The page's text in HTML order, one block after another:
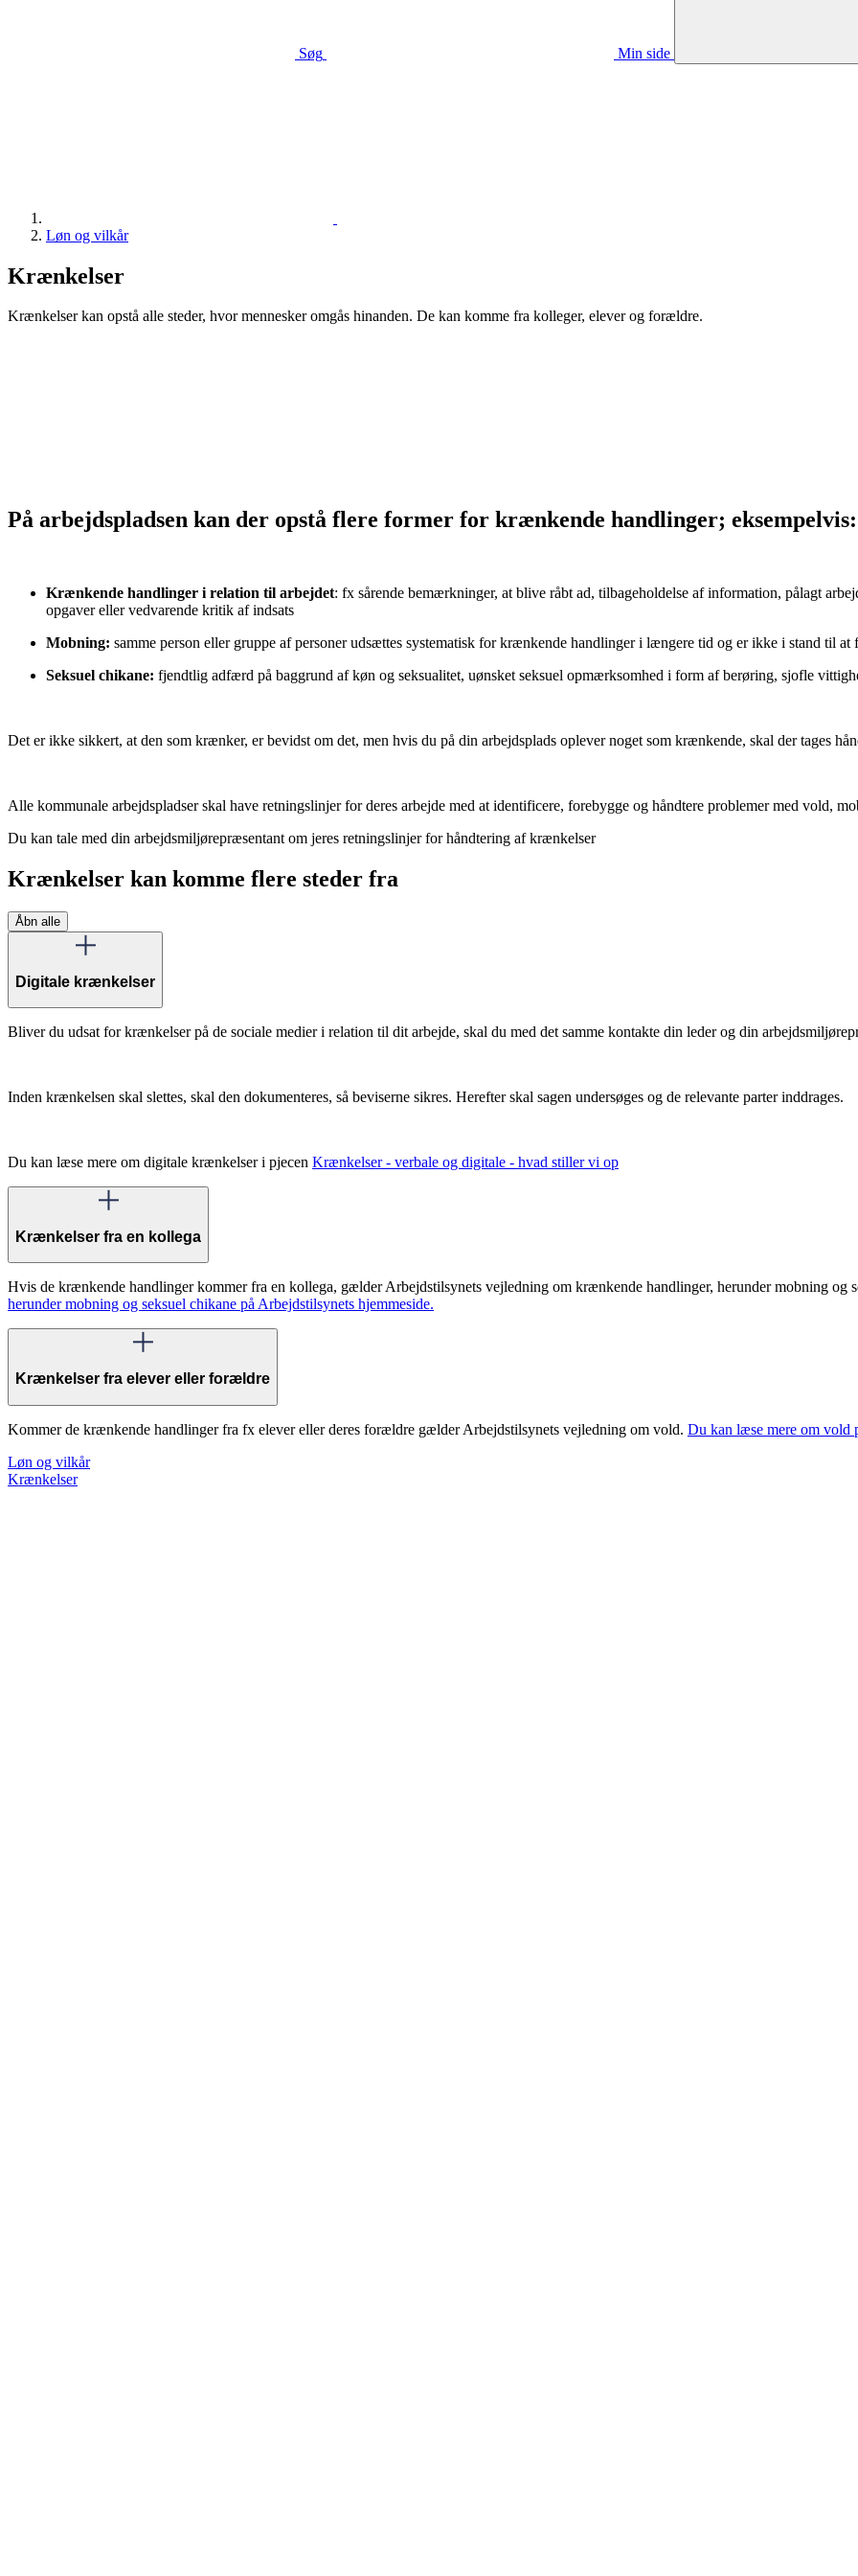
Søg Min side
Løn og vilkår
Krænkelser
Krænkelser kan opstå alle steder, hvor mennesker omgås hinanden. De kan komme fra kolleger, elever og forældre.
På arbejdspladsen kan der opstå flere former for krænkende handlinger; eksempelvis:
Krænkende handlinger i relation til arbejdet: fx sårende bemærkninger, at blive råbt ad, tilbageholdelse af information, pålagt
opgaver eller vedvarende kritik af indsats
Mobning: samme person eller gruppe af personer udsættes systematisk for krænkende handlinger i længere tid og er ikke i stand til at
Seksuel chikane: fjendtlig adfærd på baggrund af køn og seksualitet, uønsket seksuel opmærksomhed i form af berøring, sjofle
Det er ikke sikkert, at den som krænker, er bevidst om det, men hvis du på din arbejdsplads oplever noget som krænkende, skal der tages
Alle kommunale arbejdspladser skal have retningslinjer for deres arbejde med at identificere, forebygge og håndtere problemer med vold,
Du kan tale med din arbejdsmiljørepræsentant om jeres retningslinjer for håndtering af krænkelser
Krænkelser kan komme flere steder fra
Åbn alle
Digitale krænkelser
Bliver du udsat for krænkelser på de sociale medier i relation til dit arbejde, skal du med det samme kontakte din leder og din
Inden krænkelsen skal slettes, skal den dokumenteres, så beviserne sikres. Herefter skal sagen undersøges og de relevante parter inddrages.
Du kan læse mere om digitale krænkelser i pjecen Krænkelser - verbale og digitale - hvad stiller vi op
Krænkelser fra en kollega
Hvis de krænkende handlinger kommer fra en kollega, gælder Arbejdstilsynets vejledning om krænkende handlinger, herunder mobning og
herunder mobning og seksuel chikane på Arbejdstilsynets hjemmeside.
Krænkelser fra elever eller forældre
Kommer de krænkende handlinger fra fx elever eller deres forældre gælder Arbejdstilsynets vejledning om vold. Du kan læse mere om vold
Løn og vilkår
Krænkelser